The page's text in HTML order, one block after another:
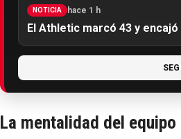
NOTICIA hace 1 h
El Athletic marcó 43 y encajó
La mentalidad del equipo